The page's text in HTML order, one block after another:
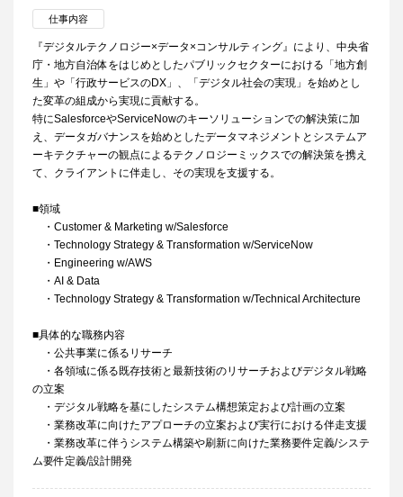
仕事内容
『デジタルテクノロジー×データ×コンサルティング』により、中央省
庁・地方自治体をはじめとしたパブリックセクターにおける「地方創
生」や「行政サービスのDX」、「デジタル社会の実現」を始めとし
た変革の組成から実現に貢献する。
特にSalesforceやServiceNowのキーソリューションでの解決策に加
え、データガバナンスを始めとしたデータマネジメントとシステムア
ーキテクチャーの観点によるテクノロジーミックスでの解決策を携え
て、クライアントに伴走し、その実現を支援する。
■領域
・Customer & Marketing w/Salesforce
・Technology Strategy & Transformation w/ServiceNow
・Engineering w/AWS
・AI & Data
・Technology Strategy & Transformation w/Technical Architecture
■具体的な職務内容
・公共事業に係るリサーチ
・各領域に係る既存技術と最新技術のリサーチおよびデジタル戦略
の立案
・デジタル戦略を基にしたシステム構想策定および計画の立案
・業務改革に向けたアプローチの立案および実行における伴走支援
・業務改革に伴うシステム構築や刷新に向けた業務要件定義/システ
ム要件定義/設計開発